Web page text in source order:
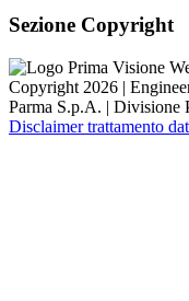
Sezione Copyright
Copyright 2026 |
Parma S.p.A. | Divisione
Disclaimer trattamento